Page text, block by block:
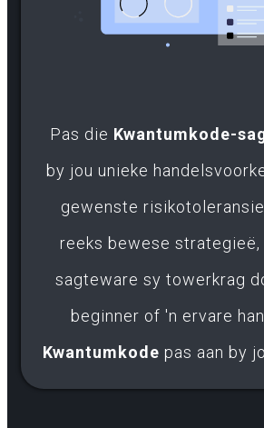
Pas die Kwantumkode-
by jou unieke
gewenste
reeks bewese strategieë,
sagteware sy towerkrag
beginner of 'n ervare
Kwantumkode pas aan by